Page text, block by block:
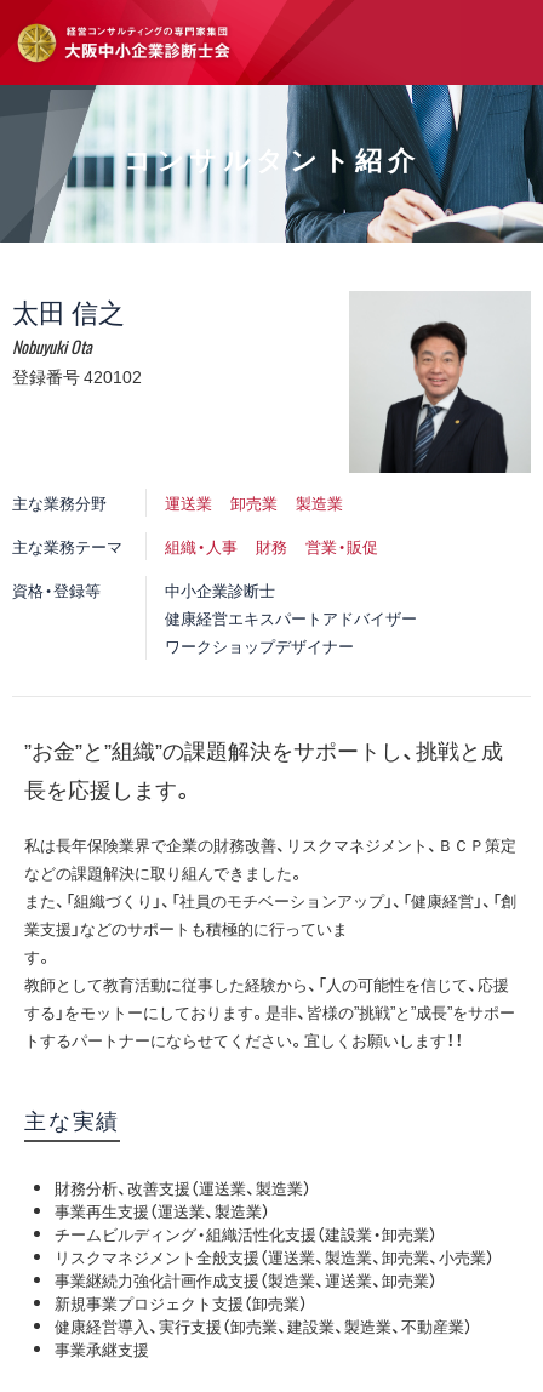
コンサルタント紹介
太田 信之
Nobuyuki Ota
登録番号 420102
主な業務分野 運送業 卸売業
製造業
主な業務テーマ
組織・人事 財務
営業・販促
資格・登録等
中小企業診断士
健康経営エキスパートアドバイザー
ワークショップデザイナー
”お金”と”組織”の課題解決をサポートし、挑戦と成
長を応援します。
私は長年保険業界で企業の財務改善、リスクマネジメント、ＢＣＰ策定
などの課題解決に取り組んできました。
また、「組織づくり」、「社員のモチベーションアップ」、「健康経営」、「創
業支援」などのサポートも積極的に行っていま
教師として教育活動に従事した経験から、「人の可能性を信じて、応援
する」をモットーにしております。是非、皆様の”挑戦”と”成長”をサポー
トするパートナーにならせてください。宜しくお願いします！！
主な実績
財務分析、改善支援（運送業、製造業）
事業再生支援（運送業、製造業）
チームビルディング・組織活性化支援（建設業・卸売業）
リスクマネジメント全般支援（運送業、製造業、卸売業、小売業）
事業継続力強化計画作成支援（製造業、運送業、卸売業）
新規事業プロジェクト支援（卸売業）
健康経営導入、実行支援（卸売業、建設業、製造業、不動産業）
事業承継支援